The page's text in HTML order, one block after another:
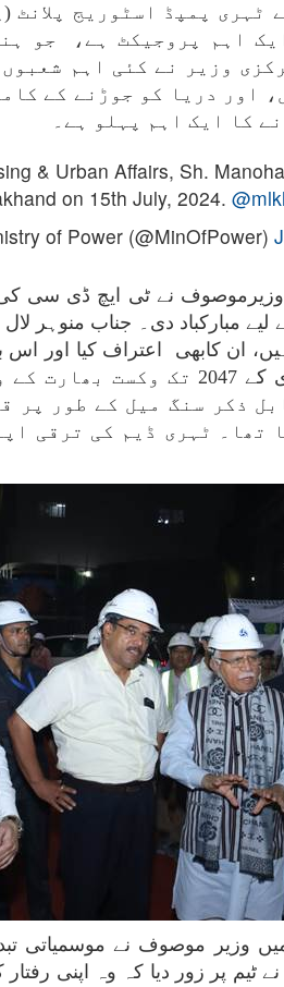
جناب منوہر لال نے 1000 میگاواٹ کے
اہم پروجیکٹ ہے، جو
وزیر نے کئی اہم
اور دریا کو جوڑنے کے
کا ایک اہم پہلو ہے۔
& Urban Affairs, Sh.
on 15th July, 2024.
of Power (@MinOfPower)
نے ٹی ایچ ڈی سی کی
ان کابھی اعتراف کیا اور
میں ٹی ایچ ڈی سی کا تعاون وزیر اعظم
ذکر سنگ میل کے طور پر
تھا۔ ٹہری ڈیم کی ترقی
وزیر موصوف نے موسمیاتی
ٹیم پر زور دیا کہ وہ اپنی